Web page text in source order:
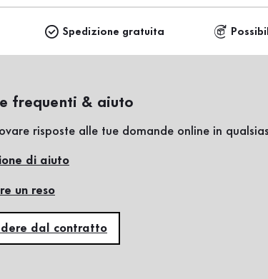
Spedizione gratuita
frequenti & aiuto
risposte alle tue domande online in
di aiuto
un reso
dal contratto